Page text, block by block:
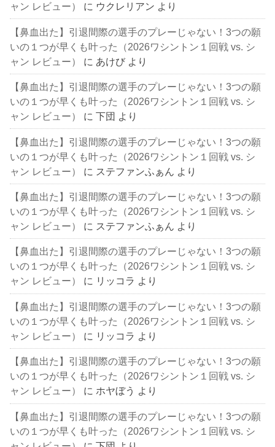
ャン レビュー）
に ウクレリアン より
【鼻血出た】引退間際の選手のプレーじゃない！3つの願
いの１つが早くも叶った（2026ワシントン１回戦 vs. シ
ャン レビュー）
に あけび より
【鼻血出た】引退間際の選手のプレーじゃない！3つの願
いの１つが早くも叶った（2026ワシントン１回戦 vs. シ
ャン レビュー）
に下団 より
【鼻血出た】引退間際の選手のプレーじゃない！3つの願
いの１つが早くも叶った（2026ワシントン１回戦 vs. シ
ャン レビュー）
に ステファンふぁん より
【鼻血出た】引退間際の選手のプレーじゃない！3つの願
いの１つが早くも叶った（2026ワシントン１回戦 vs. シ
ャン レビュー）
に ステファンふぁん より
【鼻血出た】引退間際の選手のプレーじゃない！3つの願
いの１つが早くも叶った（2026ワシントン１回戦 vs. シ
ャン レビュー）
に リッコラ より
【鼻血出た】引退間際の選手のプレーじゃない！3つの願
いの１つが早くも叶った（2026ワシントン１回戦 vs. シ
ャン レビュー）
に リッコラ より
【鼻血出た】引退間際の選手のプレーじゃない！3つの願
いの１つが早くも叶った（2026ワシントン１回戦 vs. シ
ャン レビュー）
に ホヤぼう より
【鼻血出た】引退間際の選手のプレーじゃない！3つの願
いの１つが早くも叶った（2026ワシントン１回戦 vs. シ